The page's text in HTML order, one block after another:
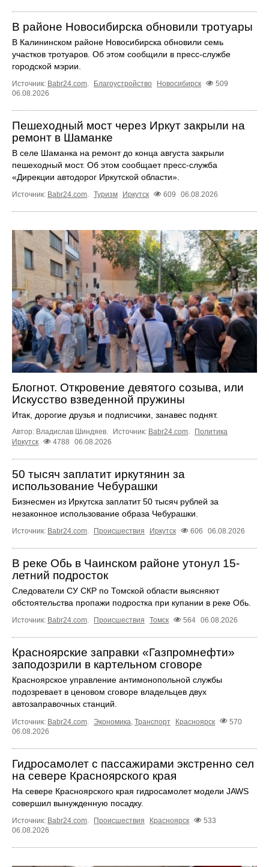
В районе Новосибирска обновили тротуары
В Калининском районе Новосибирска обновили семь
участков тротуаров. Об этом сообщили в пресс-службе
городской мэрии.
Источник: Babr24.com. Благоустройство Новосибирск
509
06.08.2026
Пешеходный мост через Иркут закрыли на
ремонт в Шаманке
В селе Шаманка на ремонт до конца августа закрыли
пешеходный мост. Об этом сообщает пресс‑служба
«Дирекции автодорог Иркутской области».
Источник: Babr24.com. Туризм Иркутск 609 06.08.2026
Блогнот. Откровение девятого созыва, или
Искусство взведенной пружины
Итак, дорогие друзья и подписчики, занавес поднят.
Автор: Владислав Шиндяев. Источник: Babr24.com.
Политика
Иркутск
4788 06.08.2026
50 тысяч заплатит иркутянин за
использование Чебурашки
Бизнесмен из Иркутска заплатит 50 тысяч рублей за
незаконное использование образа Чебурашки.
Источник: Babr24.com. Происшествия Иркутск 606 06.08.2026
В реке Обь в Чаинском районе утонул 15-
летний подросток
Следователи СУ СКР по Томской области выясняют
обстоятельства пропажи подростка при купании в реке Обь.
Источник: Babr24.com. Происшествия Томск 564 06.08.2026
Красноярские заправки «Газпромнефти»
заподозрили в картельном сговоре
Красноярское управление антимонопольной службы
подозревает в ценовом сговоре владельцев двух
автозаправочных станций.
Источник: Babr24.com Экономика Транспорт Красноярск
570
06.08.2026
Гидросамолет с пассажирами экстренно сел
на севере Красноярского края
На севере Красноярского края гидросамолет модели JAWS
совершил вынужденную посадку.
Источник: Babr24.com Происшествия Красноярск
533
06.08.2026